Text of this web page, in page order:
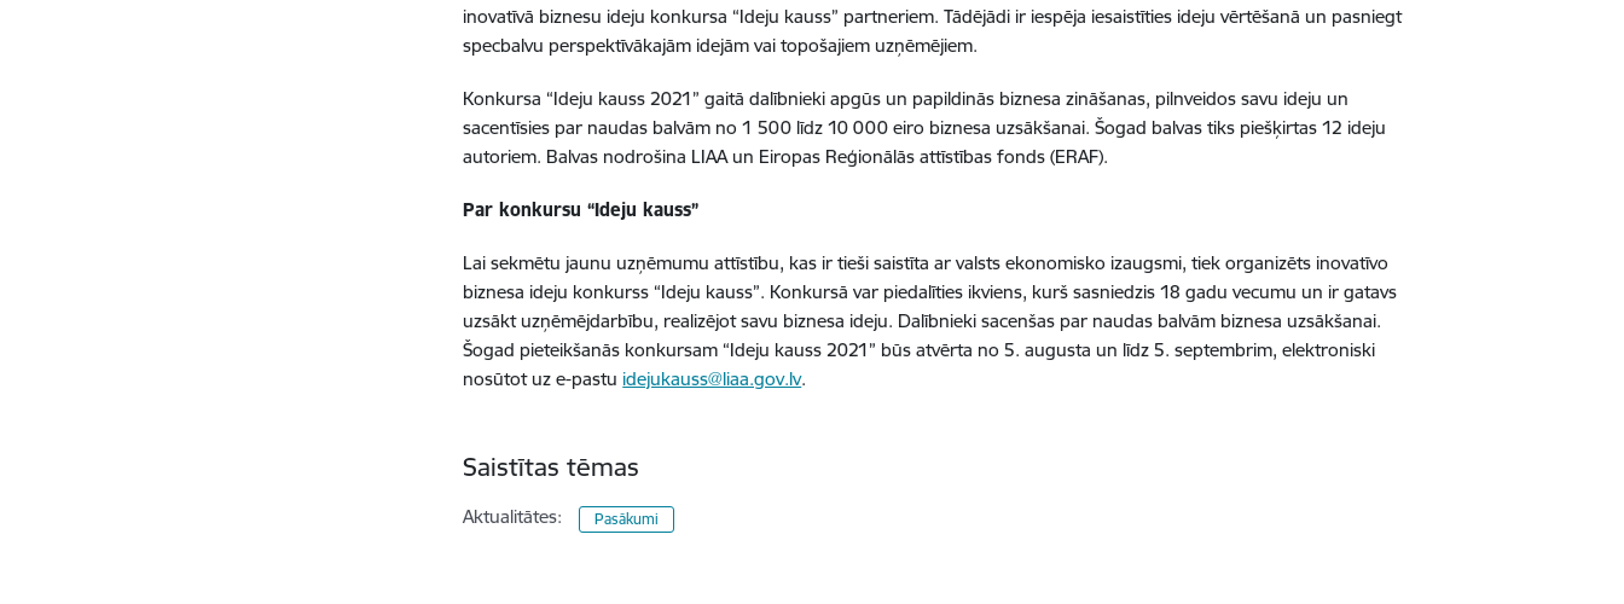
inovatīvā biznesu ideju konkursa “Ideju kauss” partneriem. Tādējādi ir iespēja iesaistīties ideju vērtēšanā un pasniegt
specbalvu perspektīvākajām idejām vai topošajiem uzņēmējiem.
Konkursa “Ideju kauss 2021” gaitā dalībnieki apgūs un papildinās biznesa zināšanas, pilnveidos savu ideju un
sacentīsies par naudas balvām no 1 500 līdz 10 000 eiro biznesa uzsākšanai. Šogad balvas tiks piešķirtas 12 ideju
autoriem. Balvas nodrošina LIAA un Eiropas Reģionālās attīstības fonds (ERAF).
Par konkursu “Ideju kauss”
Lai sekmētu jaunu uzņēmumu attīstību, kas ir tieši saistīta ar valsts ekonomisko izaugsmi, tiek organizēts inovatīvo
biznesa ideju konkurss “Ideju kauss”. Konkursā var piedalīties ikviens, kurš sasniedzis 18 gadu vecumu un ir gatavs
uzsākt uzņēmējdarbību, realizējot savu biznesa ideju. Dalībnieki sacenšas par naudas balvām biznesa uzsākšanai.
Šogad pieteikšanās konkursam “Ideju kauss 2021” būs atvērta no 5. augusta un līdz 5. septembrim, elektroniski
nosūtot uz e-pastu idejukauss@liaa.gov.lv.
Saistītas tēmas
Aktualitātes: Pasākumi